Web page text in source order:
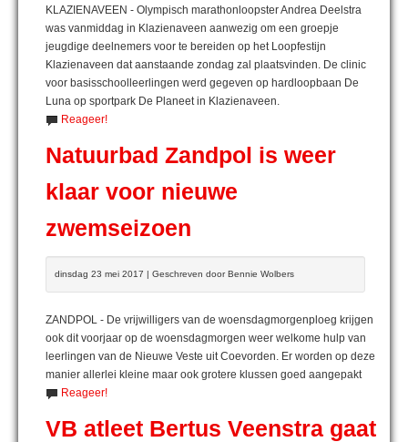
KLAZIENAVEEN - Olympisch marathonloopster Andrea Deelstra
was vanmiddag in Klazienaveen aanwezig om een groepje
jeugdige deelnemers voor te bereiden op het Loopfestijn
Klazienaveen dat aanstaande zondag zal plaatsvinden. De clinic
voor basisschoolleerlingen werd gegeven op hardloopbaan De
Luna op sportpark De Planeet in Klazienaveen.
Reageer!
Natuurbad Zandpol is weer
klaar voor nieuwe
zwemseizoen
dinsdag 23 mei 2017 | Geschreven door Bennie Wolbers
ZANDPOL - De vrijwilligers van de woensdagmorgenploeg krijgen
ook dit voorjaar op de woensdagmorgen weer welkome hulp van
leerlingen van de Nieuwe Veste uit Coevorden. Er worden op deze
manier allerlei kleine maar ook grotere klussen goed aangepakt
Reageer!
VB atleet Bertus Veenstra gaat